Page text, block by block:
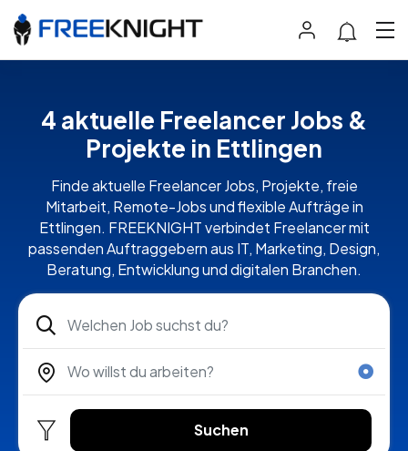
4 aktuelle Freelancer Jobs &
Projekte in Ettlingen
Finde aktuelle Freelancer Jobs, Projekte, freie
Mitarbeit, Remote-Jobs und flexible Aufträge in
Ettlingen. FREEKNIGHT verbindet Freelancer mit
passenden Auftraggebern aus IT, Marketing, Design,
Beratung, Entwicklung und digitalen Branchen.
Suchen